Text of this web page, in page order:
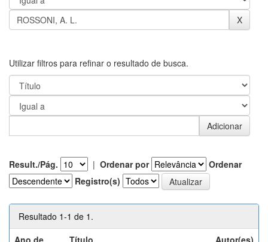
Utilizar filtros para refinar o resultado de busca.
Result./Pág. | Ordenar por
Ordenar
Registro(s)
Resultado 1-1 de 1.
Ano de
Título Autor(es)